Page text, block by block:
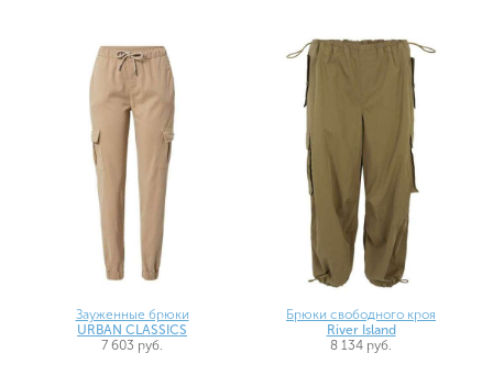
Зауженные брюки
URBAN CLASSICS
7 603 руб.
Брюки свободного кроя
River Island
8 134 руб.